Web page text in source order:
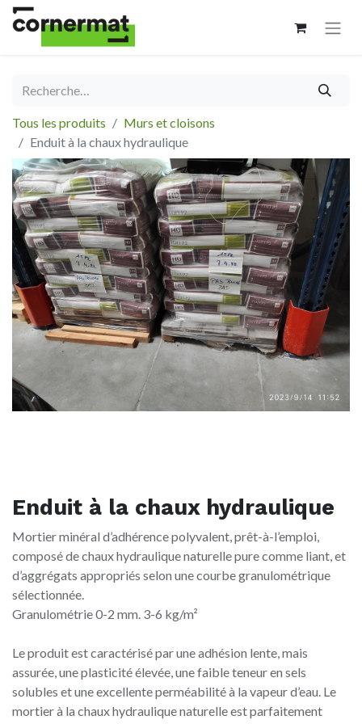
Tous les produits
Murs et cloisons
Enduit à la chaux hydraulique
Enduit à la chaux hydraulique
Mortier minéral d’adhérence polyvalent, prêt-à-l’emploi,
composé de chaux hydraulique naturelle pure comme liant, et
d’aggrégats appropriés selon une courbe granulométrique
sélectionnée.
Granulométrie 0-2 mm. 3-6 kg/m²
Le produit est caractérisé par une adhésion lente, mais
assurée, une plasticité élevée, une faible teneur en sels
solubles et une excellente perméabilité à la vapeur d’eau. Le
mortier à la chaux hydraulique naturelle est parfaitement